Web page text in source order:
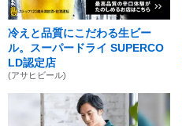
冷えと品質にこだわる生ビー
ル。スーパードライ SUPERCO
LD認定店
(アサヒビール)